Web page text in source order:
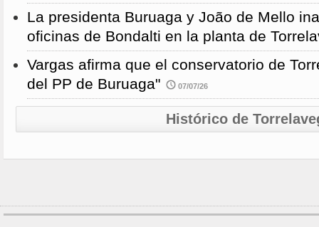
La presidenta Buruaga y João de Mello
oficinas de Bondalti en la planta de
Vargas afirma que el conservatorio de
del PP de Buruaga"
07/07/26
Histórico de